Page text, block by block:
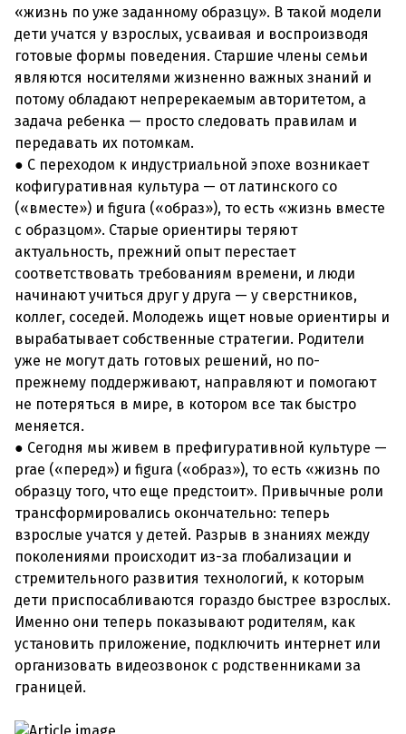
«жизнь по уже заданному образцу». В такой модели
дети учатся у взрослых, усваивая и воспроизводя
готовые формы поведения. Старшие члены семьи
являются носителями жизненно важных знаний и
потому обладают непререкаемым авторитетом, а
задача ребенка — просто следовать правилам и
передавать их потомкам.
● С переходом к индустриальной эпохе возникает
кофигуративная культура — от латинского co
(«вместе») и figura («образ»), то есть «жизнь вместе
с образцом». Старые ориентиры теряют
актуальность, прежний опыт перестает
соответствовать требованиям времени, и люди
начинают учиться друг у друга — у сверстников,
коллег, соседей. Молодежь ищет новые ориентиры и
вырабатывает собственные стратегии. Родители
уже не могут дать готовых решений, но по-
прежнему поддерживают, направляют и помогают
не потеряться в мире, в котором все так быстро
меняется.
● Сегодня мы живем в префигуративной культуре —
prae («перед») и figura («образ»), то есть «жизнь по
образцу того, что еще предстоит». Привычные роли
трансформировались окончательно: теперь
взрослые учатся у детей. Разрыв в знаниях между
поколениями происходит из-за глобализации и
стремительного развития технологий, к которым
дети приспосабливаются гораздо быстрее взрослых.
Именно они теперь показывают родителям, как
установить приложение, подключить интернет или
организовать видеозвонок с родственниками за
границей.